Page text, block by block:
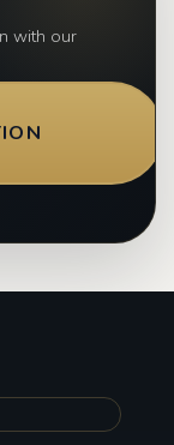
with our